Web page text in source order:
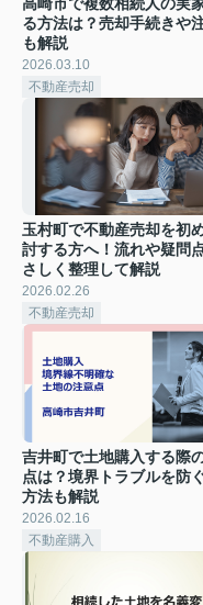
る方法は？売却手続きや
も解説
2026.03.10
不動産売却
玉村町で不動産売却を初
討する方へ！流れや疑問
さしく整理して解説
2026.02.26
不動産売却
吉井町で土地購入する際
点は？境界トラブルを防
方法も解説
2026.02.16
不動産購入